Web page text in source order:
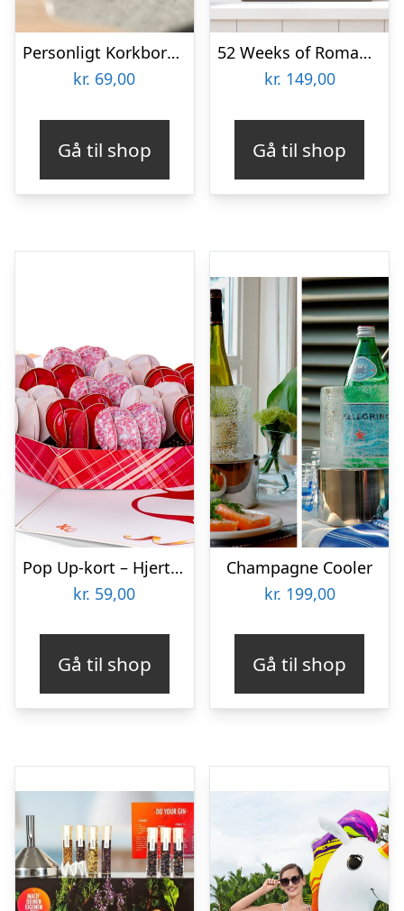
Personligt Korkbordsunderlag med Navn – Grill
kr. 69,00
Gå til shop
52 Weeks of Romance Skrabeposter
kr. 149,00
Gå til shop
Pop Up-kort – Hjerter i Æske
kr. 59,00
Gå til shop
Champagne Cooler
kr. 199,00
Gå til shop